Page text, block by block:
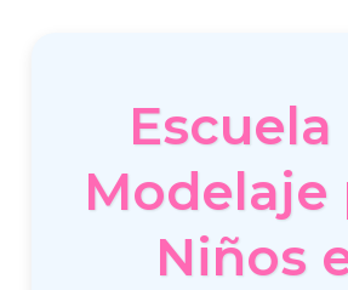
Escuela
Modelaje
Niños